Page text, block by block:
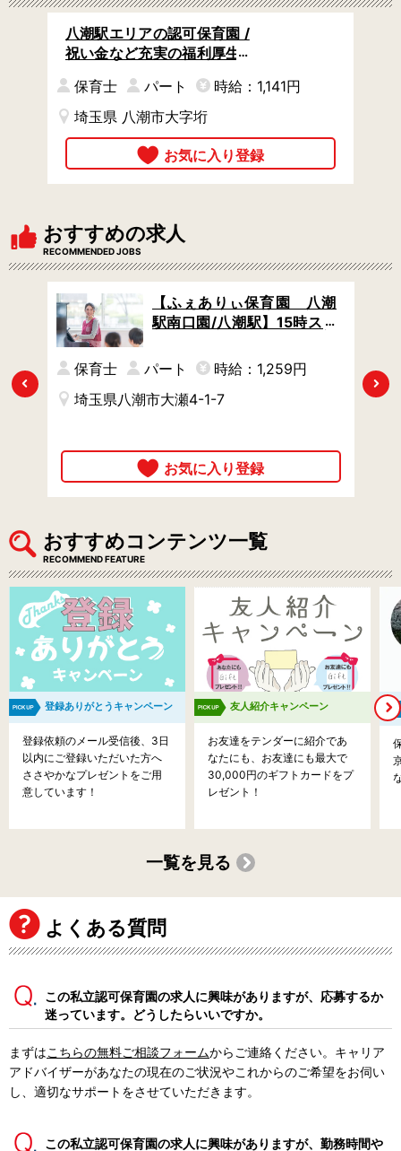
八潮駅エリアの認可保育園 /
祝い金など充実の福利厚生 /
迎保育士 パート
時給：1,141円
埼玉県 八潮市大字垳
おすすめの求人
RECOMMENDED JOBS
Previous
【ふぇありぃ保育園 八潮
駅南口園/八潮駅】15時スタ
し◎長く働ける / 週3日から
保育士 パート
時給：1,259円
埼玉県八潮市大瀬4-1-7
Next
おすすめコンテンツ一覧
RECOMMEND FEATURE
登録ありがとうキャンペーン
登録依頼のメール受信後、3日
以内にご登録いただいた方へ
ささやかなプレゼントをご用
意しています！
友人紹介キャンペーン
お友達をテンダーに紹介であ
なたにも、お友達にも最大で
30,000円のギフトカードをプ
レゼント！
一覧を見る
よくある質問
この私立認可保育園の求人に興味がありますが、応募するか
迷っています。どうしたらいいですか。
まずはこちらの無料ご相談フォームからご連絡ください。キャリア
アドバイザーがあなたの現在のご状況やこれからのご希望をお伺い
し、適切なサポートをさせていただきます。
この私立認可保育園の求人に興味がありますが、勤務時間や